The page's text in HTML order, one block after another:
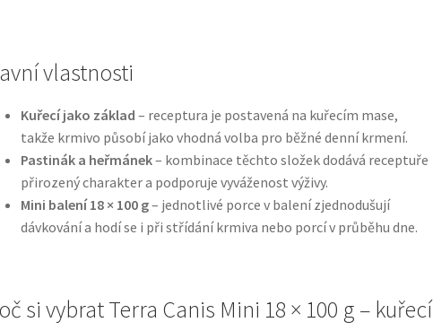
vlastnosti
Kuřecí jako základ – receptura je postavená na kuřecím mase,
takže krmivo působí jako vhodná volba pro běžné denní krmení.
Pastinák a heřmánek– kombinace těchto složek dodává receptuře
přirozený charakter a podporuje vyváženost výživy.
Mini balení 18 × 100 g– jednotlivé porce v balení zjednodušují
dávkování a hodí se i při střídání krmiva nebo porcí v průběhu dne.
si vybrat Terra Canis Mini 18 × 100 g – kuřecí